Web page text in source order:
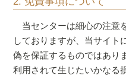
当センターは細心の注意
しておりますが、当サイト
偽を保証するものではあり
利用されて生じたいかなる